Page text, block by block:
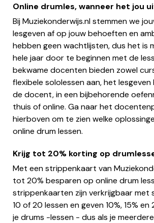
Online drumles, wanneer het jou
Bij Muziekonderwijs.nl stemmen we
lesgeven af op jouw behoeften en
hebben geen wachtlijsten, dus het is
hele jaar door te beginnen met de
bekwame docenten bieden zowel
flexibele sololessen aan, het
de docent, in een bijbehorende
thuis of online. Ga naar het
hierboven om te zien welke
online drum lessen.
Krijg tot 20% korting op
Met een strippenkaart van
tot 20% besparen op online drum
strippenkaarten zijn verkrijgbaar met
10 of 20 lessen en geven 10%, 15%
je drums -lessen - dus als je